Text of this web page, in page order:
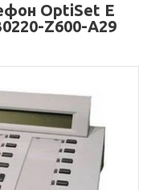
OptiSet E
Z600-A29